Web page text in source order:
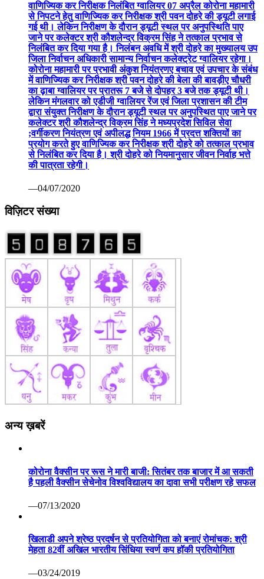
वाणिज्यिक कर निरीक्षक निलंबित ग्वालियर 07 अप्रैल कोरोना महामारी
से निपटने हेतु वाणिज्यिक कर निरीक्षक श्री पवन दोहरे की ड्यूटी लगाई
गई थी। लेकिन निरीक्षण के दौरान ड्यूटी स्थल पर अनुपस्थिति पाए
जाने पर कलेक्टर श्री कौशलेन्द्र विक्रम सिंह ने तत्काल प्रभाव से
निलंबित कर दिया गया है। निलंबन अवधि में श्री दोहरे का मुख्यालय उप
जिला निर्वाचन अधिकारी सामान्य निर्वाचन कलेक्ट्रेट ग्वालियर रहेगा।
कोरोना महामारी पर प्रभावी अंकुश नियंत्रणए बचाव एवं उपचार के संबंध
में वाणिज्यिक कर निरीक्षक श्री पवन दोहरे की बेला की बावड़ीए चौधरी
का ढ़ाबा ग्वालियर पर प्रातरू 7 बजे से दोपहर 3 बजे तक ड्यूटी थी।
लेकिन मंगलवार को एडीजी ग्वालियर रेंज एवं जिला प्रशासन की टीम
द्वारा संयुक्त निरीक्षण के दौरान ड्यूटी स्थल पर अनुपस्थित पाए जाने पर
कलेक्टर श्री कौशलेन्द्र विक्रम सिंह ने मध्यप्रदेश सिविल सेवा
;वर्गीकरण नियंत्रण एवं अपीलद्ध नियम 1966 में प्रदत्त शक्तियों का
प्रयोग करते हुए वाणिज्यिक कर निरीक्षक श्री दोहरे को तत्काल प्रभाव
से निलंबित कर दिया है। श्री दोहरे को नियमानुसार जीवन निर्वाह भत्ते
की पात्रता रहेगी।
—04/07/2020
विज़िटर संख्या
अन्य ख़बरें
कोरोना वैक्सीन पर रूस ने मारी बाजी: सितंबर तक बाजार में आ सकती
है पहली वैक्सीन सेचेनोव विश्वविद्यालय का दावा सभी परीक्षण रहे सफल
—07/13/2020
खिलाडी अपने श्रेष्ठ प्रदर्षन से प्रतियोगिता को बनाएं रोमांचक: श्री
मेहता 82वीं अखिल भारतीय सिंधिया स्वर्ण कप हॉकी प्रतियोगिता
—03/24/2019